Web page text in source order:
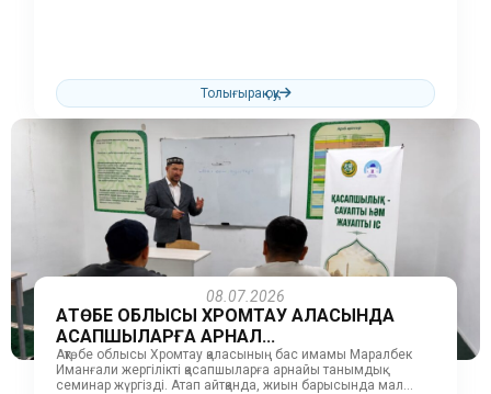
Толығырақ оқу
08.07.2026
АҚТӨБЕ ОБЛЫСЫ ХРОМТАУ ҚАЛАСЫНДА
ҚАСАПШЫЛАРҒА АРНАЛ...
Ақтөбе облысы Хромтау қаласының бас имамы Маралбек
Иманғали жергілікті қасапшыларға арнайы танымдық
семинар жүргізді. Атап айтқанда, жиын барысында мал